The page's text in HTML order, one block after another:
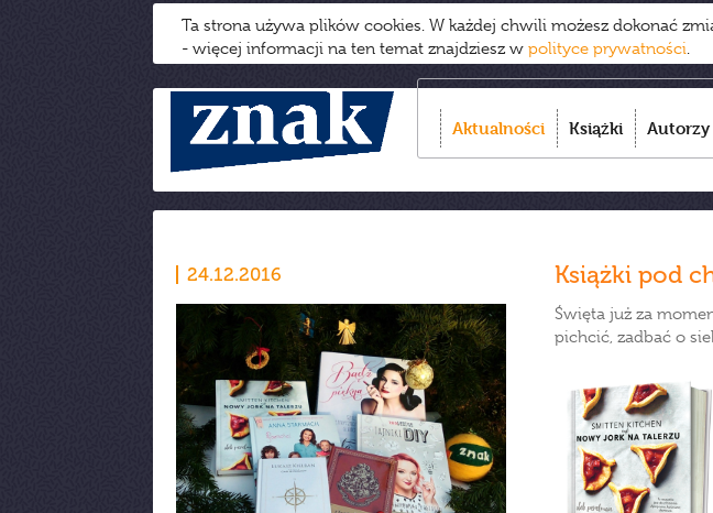
Ta strona używa plików cookies. W każdej chwili możesz dokonać
- więcej informacji na ten temat znajdziesz w polityce prywatności.
Aktualności Książki Autorzy
24.12.2016 Książki pod
Święta już za
pichcić, zadbać o